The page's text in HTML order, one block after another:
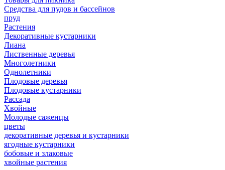
Средства для пудов и бассейнов
пруд
Растения
Декоративные кустарники
Лиана
Лиственные деревья
Многолетники
Однолетники
Плодовые деревья
Плодовые кустарники
Рассада
Хвойные
Молодые саженцы
цветы
декоративные деревья и кустарники
ягодные кустарники
бобовые и злаковые
хвойные растения